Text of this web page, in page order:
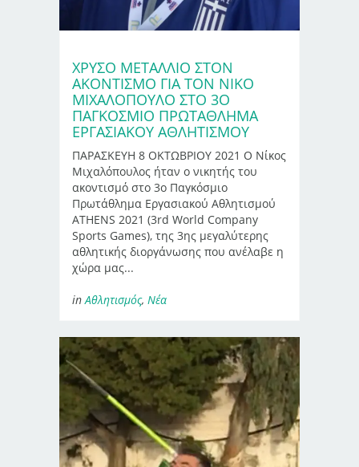
ΧΡΥΣΌ ΜΕΤΆΛΛΙΟ ΣΤΟΝ
ΑΚΟΝΤΙΣΜΌ ΓΙΑ ΤΟΝ ΝΊΚΟ
ΜΙΧΑΛΌΠΟΥΛΟ ΣΤΟ 3Ο
ΠΑΓΚΌΣΜΙΟ ΠΡΩΤΆΘΛΗΜΑ
ΕΡΓΑΣΙΑΚΟΎ ΑΘΛΗΤΙΣΜΟΎ
ΠΑΡΑΣΚΕΥΗ 8 ΟΚΤΩΒΡΙΟΥ 2021 Ο Νίκος
Μιχαλόπουλος ήταν ο νικητής του
ακοντισμό στο 3ο Παγκόσμιο
Πρωτάθλημα Εργασιακού Αθλητισμού
ATHENS 2021 (3rd World Company
Sports Games), της 3ης μεγαλύτερης
αθλητικής διοργάνωσης που ανέλαβε η
χώρα μας...
in Αθλητισμός, Νέα